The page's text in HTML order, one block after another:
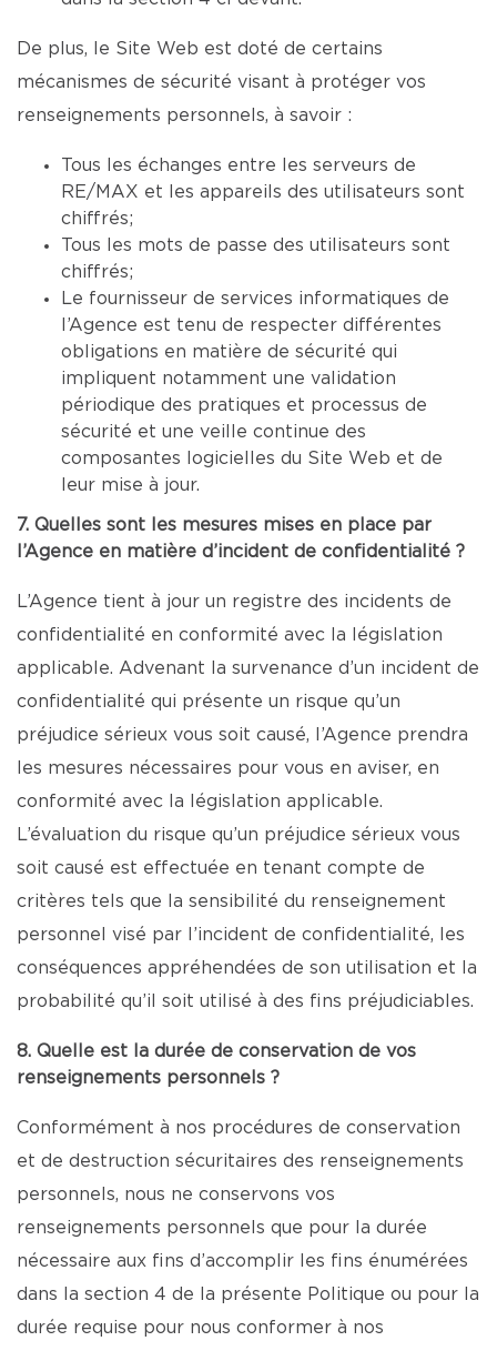
De plus, le Site Web est doté de certains
mécanismes de sécurité visant à protéger vos
renseignements personnels, à savoir :
Tous les échanges entre les serveurs de
RE/MAX et les appareils des utilisateurs sont
chiffrés;
Tous les mots de passe des utilisateurs sont
chiffrés;
Le fournisseur de services informatiques de
l’Agence est tenu de respecter différentes
obligations en matière de sécurité qui
impliquent notamment une validation
périodique des pratiques et processus de
sécurité et une veille continue des
composantes logicielles du Site Web et de
leur mise à jour.
7. Quelles sont les mesures mises en place par
l’Agence en matière d’incident de confidentialité ?
L’Agence tient à jour un registre des incidents de
confidentialité en conformité avec la législation
applicable. Advenant la survenance d’un incident de
confidentialité qui présente un risque qu’un
préjudice sérieux vous soit causé, l’Agence prendra
les mesures nécessaires pour vous en aviser, en
conformité avec la législation applicable.
L’évaluation du risque qu’un préjudice sérieux vous
soit causé est effectuée en tenant compte de
critères tels que la sensibilité du renseignement
personnel visé par l’incident de confidentialité, les
conséquences appréhendées de son utilisation et la
probabilité qu’il soit utilisé à des fins préjudiciables.
8. Quelle est la durée de conservation de vos
renseignements personnels ?
Conformément à nos procédures de conservation
et de destruction sécuritaires des renseignements
personnels, nous ne conservons vos
renseignements personnels que pour la durée
nécessaire aux fins d’accomplir les fins énumérées
dans la section 4 de la présente Politique ou pour la
durée requise pour nous conformer à nos